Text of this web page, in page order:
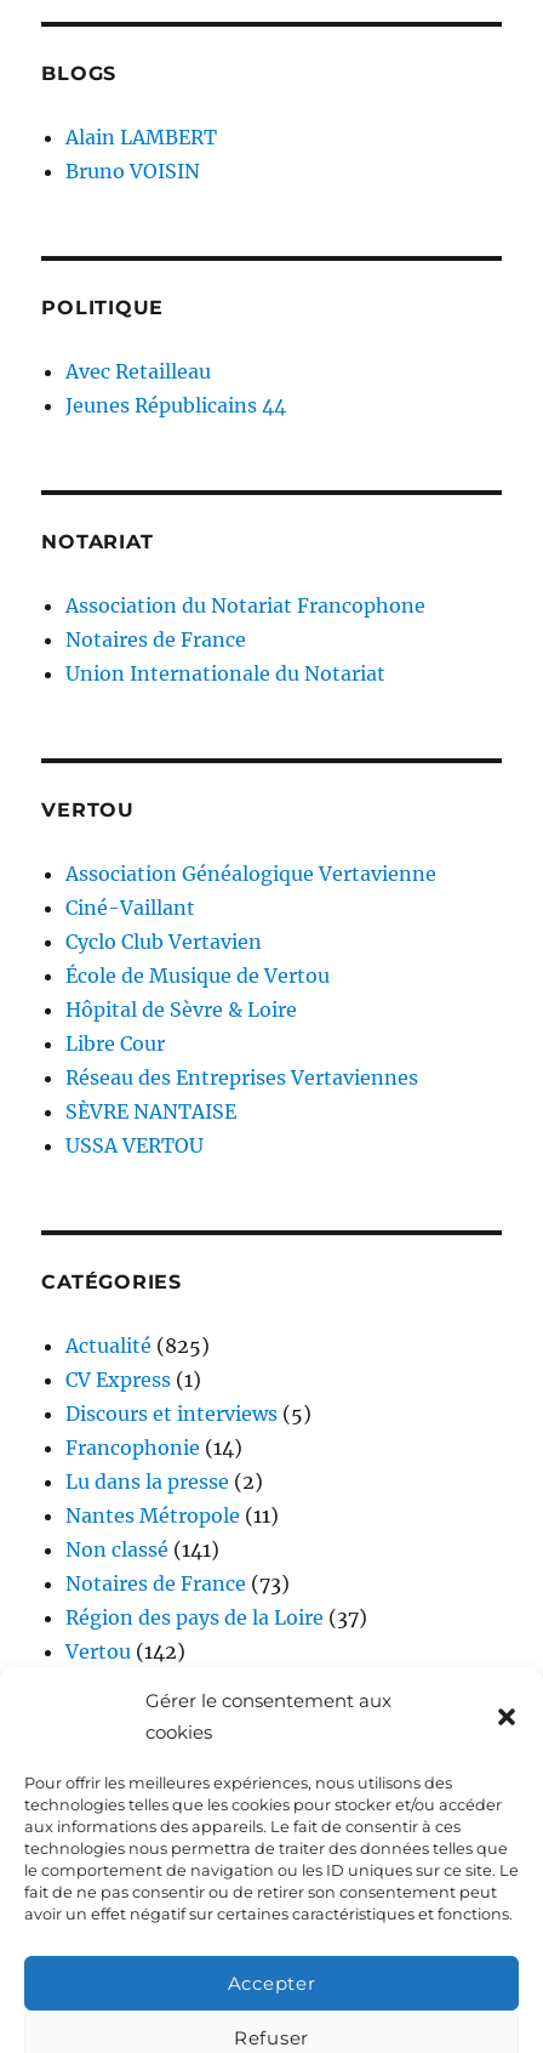
Gérer le consentement aux
cookies
Pour offrir les meilleures expériences, nous utilisons des
technologies telles que les cookies pour stocker et/ou accéder
aux informations des appareils. Le fait de consentir à ces
technologies nous permettra de traiter des données telles que
le comportement de navigation ou les ID uniques sur ce site. Le
fait de ne pas consentir ou de retirer son consentement peut
avoir un effet négatif sur certaines caractéristiques et fonctions.
Accepter
Refuser
BLOGS
Alain LAMBERT
Bruno VOISIN
POLITIQUE
Avec Retailleau
Jeunes Républicains 44
NOTARIAT
Association du Notariat Francophone
Notaires de France
Union Internationale du Notariat
VERTOU
Association Généalogique Vertavienne
Ciné-Vaillant
Cyclo Club Vertavien
École de Musique de Vertou
Hôpital de Sèvre & Loire
Libre Cour
Réseau des Entreprises Vertaviennes
SÈVRE NANTAISE
USSA VERTOU
CATÉGORIES
Actualité (825)
CV Express (1)
Discours et interviews (5)
Francophonie (14)
Lu dans la presse (2)
Nantes Métropole (11)
Non classé (141)
Notaires de France (73)
Région des pays de la Loire (37)
Vertou (142)
Accueil